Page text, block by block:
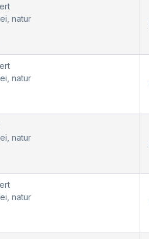
natur
natur
natur
natur